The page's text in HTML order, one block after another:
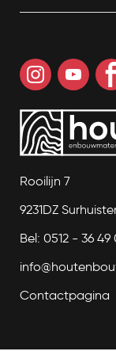
Rooilijn 7
9231DZ
Bel: 0512 - 36 49
Contactpagina